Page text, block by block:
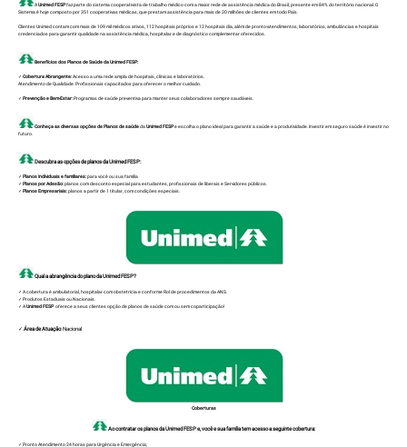
AUnimed FESPfaz parte do sistema cooperativista de trabalho médico com a maior rede de assistência médica do Brasil, presente em 84% do território nacional. O
Sistema é hoje composto por 351 cooperativas médicas, que prestam assistência para mais de 20 milhões de clientes em todo País.
Clientes Unimed contam com mais de 109 mil médicos ativos, 112 hospitais próprios e 12 hospitais dia, além de pronto-atendimentos, laboratórios, ambulâncias e hospitais
credenciados para garantir qualidade na assistência médica, hospitalar e de diagnóstico complementar oferecidos.
Benefícios dos Planos de Saúde da Unimed FESP:
✓ Cobertura Abrangente:Acesso a uma rede ampla de hospitais, clínicas e laboratórios.
Atendimento de Qualidade: Profissionais capacitados para oferecer o melhor cuidado.
✓ Prevenção e Bem-Estar:Programas de saúde preventiva para manter seus colaboradores sempre saudáveis.
Conheça as diversas opções de Planos de saúdedaUnimed FESPe escolha o plano ideal para garantir a saúde e a produtividade. Investir em seguro saúde é investir no
futuro.
Descubra as opções de planos da Unimed FESP:
✓ Planos Individuais e familiares:para você ou sua família
✓ Planos por Adesão:planos com desconto especial para estudantes, profissionais de liberais e Servidores públicos.
✓ Planos Empresariais:planos a partir de 1 titular, com condições especiais.
Qual a abrangência do plano da Unimed FESP?
✓ A cobertura é ambulatorial, hospitalar com obstetrícia e conforme Rol de procedimentos da ANS.
✓ Produtos Estaduais ou Nacionais.
✓ AUnimed FESPoferece a seus clientes opção de planos de saúde com ou sem coparticipação!
✓ Área de Atuação: Nacional
Coberturas
Ao contratar os planos da Unimed FESP e, você e sua família tem acesso a seguinte cobertura:
✓ Pronto Atendimento 24 horas para Urgência e Emergência;